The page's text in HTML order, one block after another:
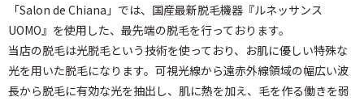
「Salon de Chiana」では、国産最新脱毛機器『ルネッサンス
UOMO』を使用した、最先端の脱毛を行っております。
当店の脱毛は光脱毛という技術を使っており、お肌に優しい特殊な
光を用いた脱毛になります。可視光線から遠赤外線領域の幅広い波
長から脱毛に有効な光を抽出し、肌に熱を加え、毛を作る働きを弱